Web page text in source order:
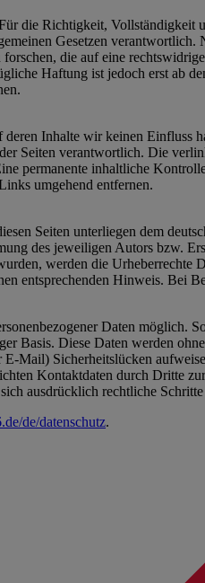
die Richtigkeit,
Gesetzen
die auf eine
Haftung ist jedoch erst ab
Inhalte wir keinen
Seiten verantwortlich. Die
permanente inhaltliche
umgehend entfernen.
Seiten unterliegen dem
des jeweiligen Autors bzw.
werden die
entsprechenden Hinweis. Bei
Daten möglich.
Basis. Diese Daten werden
Mail) Sicherheitslücken
Kontaktdaten durch Dritte
ausdrücklich rechtliche
de/datenschutz.